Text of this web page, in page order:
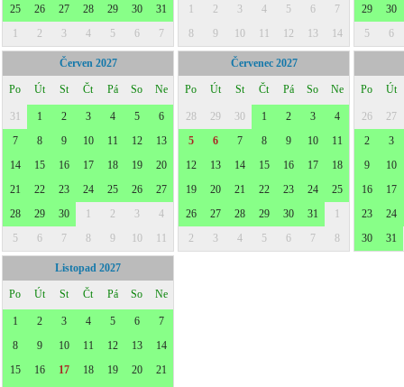
25
26 27 28 29 30
31
1
2 3 4 5 6 7
1
2 3 4 5 6
7
8
9 10 11 12 13 14
29
30
5
6
Červen 2027
Po Út St Čt Pá So Ne
31 1 2 3 4 5
6
7
8 9 10 11 12
13
14
15 16 17 18 19
20
21
22 23 24 25 26
27
28
29 30 1 2 3
4
5
6 7 8 9 10 11
Červenec 2027
Po Út St Čt Pá So Ne
28 29 30 1 2 3
4
5
6 7 8 9 10
11
12
13 14 15 16 17
18
19
20 21 22 23 24
25
26
27 28 29 30 31
1
2
3 4 5 6 7 8
Po Út
26
27
2
3
9
10
16
17
23
24
30
31
Listopad 2027
Po Út St Čt Pá So Ne
1 2 3 4 5 6
7
8
9 10 11 12 13
14
15
16 17 18 19 20
21